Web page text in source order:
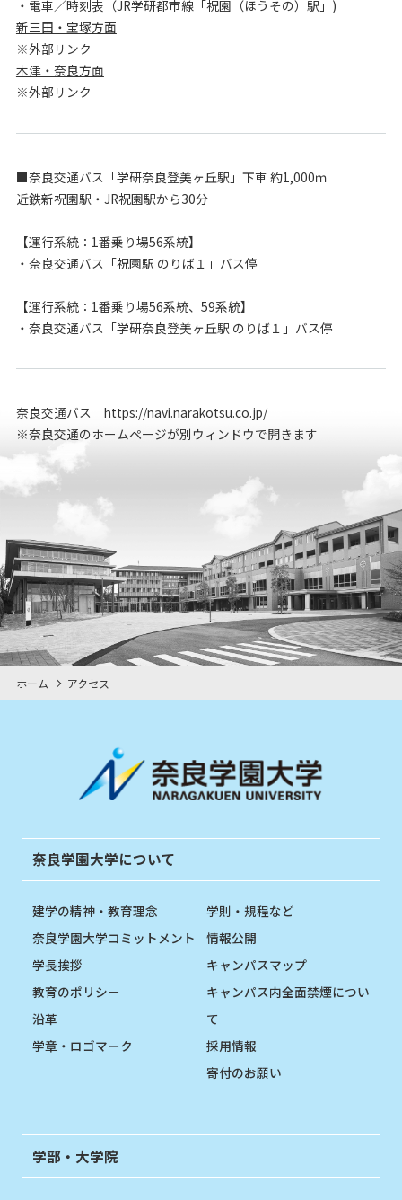
・電車／時刻表（JR学研都市線「祝園（ほうその）駅」)
新三田・宝塚方面
※外部リンク
木津・奈良方面
※外部リンク
■奈良交通バス「学研奈良登美ヶ丘駅」下車 約1,000ｍ
近鉄新祝園駅・JR祝園駅から30分
【運行系統：1番乗り場56系統】
・奈良交通バス「祝園駅 のりば１」バス停
【運行系統：1番乗り場56系統、59系統】
・奈良交通バス「学研奈良登美ヶ丘駅 のりば１」バス停
奈良交通バス https://navi.narakotsu.co.jp/
※奈良交通のホームページが別ウィンドウで開きます
ホーム アクセス
奈良学園大学について
建学の精神・教育理念
奈良学園大学コミットメント
学長挨拶
教育のポリシー
沿革
学章・ロゴマーク
学則・規程など
情報公開
キャンパスマップ
キャンパス内全面禁煙につい
て
採用情報
寄付のお願い
学部・大学院